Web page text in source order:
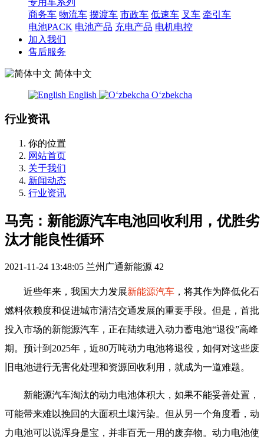
专用车系列
商务车 物流车 摆渡车 市政车 低速车 叉车 牵引车
电池PACK 电池产品 充电产品 电机电控
加入我们
售后服务
简体中文
English Oʻzbekcha
行业资讯
你的位置
网站首页
关于我们
新闻动态
行业资讯
马亮：新能源汽车电池回收利用，优胜劣
汰才能良性循环
2021-11-24 13:48:05 兰州广通新能源 42
近些年来，我国大力发展新能源汽车 ，将其作为降低化石
燃料依赖度和促进城市清洁交通发展的重要手段。但是，首批
投入市场的新能源汽车，正在陆续进入动力蓄电池“退役”高峰
期。预计到2025年，近80万吨动力电池将退役，如何对这些废
旧电池进行无害化处理和资源回收利用，就成为一道难题。
新能源汽车淘汰的动力电池体积大，如果不能妥善处置，
可能带来难以挽回的大面积土壤污染。但从另一个角度看，动
力电池可以说浑身是宝，并非百无一用的废弃物。动力电池使